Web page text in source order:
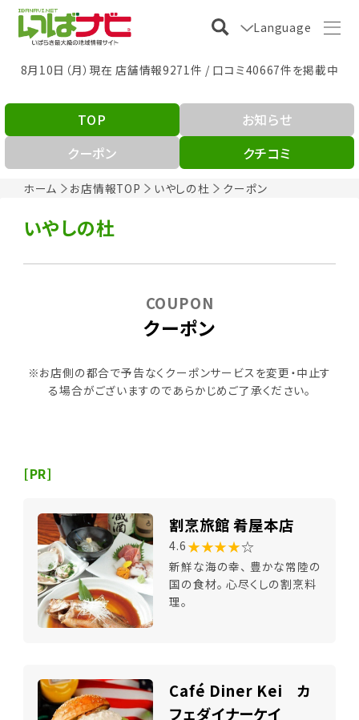
Language
8月10日（月）現在 店舗情報9271件 / 口コミ40667件を掲載中
ホーム お店情報TOP いやしの杜 クーポン
TOP
お知らせ
クーポン
クチコミ
いやしの杜
クーポン
COUPON
※お店側の都合で予告なくクーポンサービスを変更・中止す
る場合がございますのであらかじめご了承ください。
[PR]
割烹旅館 肴屋本店
4.6 ★★★★☆
新鮮な海の幸、 豊かな常陸の
国の食材。 心尽くしの割烹料
理。
Café Diner Kei カ
フェダイナーケイ